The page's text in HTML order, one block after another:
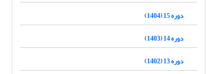
دوره 15 (1404)
دوره 14 (1403)
دوره 13 (1402)